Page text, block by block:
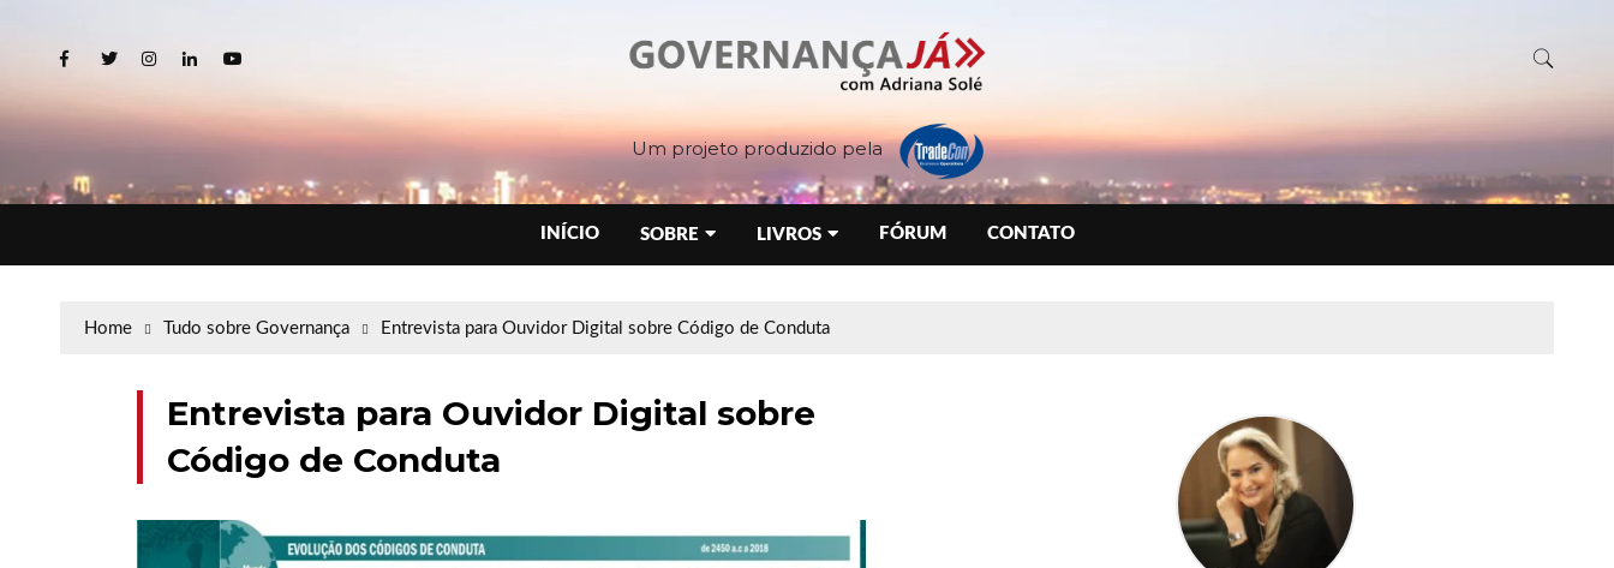
Um projeto produzido pela
INÍCIO SOBRE LIVROS FÓRUM CONTATO
Home Tudo sobre Governança Entrevista para Ouvidor Digital sobre Código de Conduta
Entrevista para Ouvidor Digital sobre
Código de Conduta